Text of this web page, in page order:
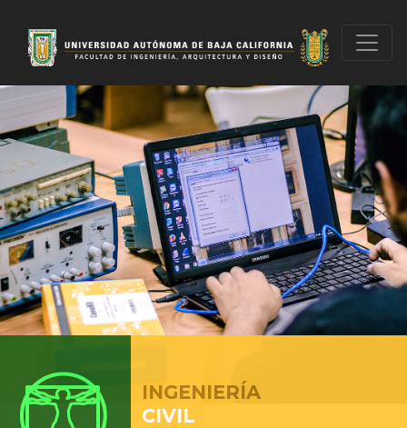
INGENIERÍA
CIVIL